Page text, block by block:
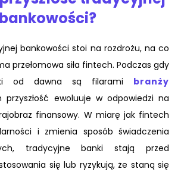
bankowości?
bankowości stoi na rozdrożu, na co
przełomowa siła fintech. Podczas gdy
od dawna są filarami branży
przyszłość ewoluuje w odpowiedzi na
finansowy. W miarę jak fintech
i zmienia sposób świadczenia
tradycyjne banki stają przed
się lub ryzykują, że staną się